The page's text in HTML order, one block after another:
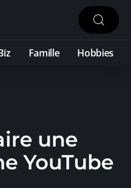
Famille Hobbies
une
YouTube